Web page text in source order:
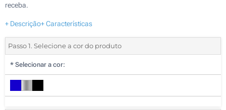
receba.
+ Descrição+ Características
Passo 1. Selecione a cor do produto
* Selecionar a cor: